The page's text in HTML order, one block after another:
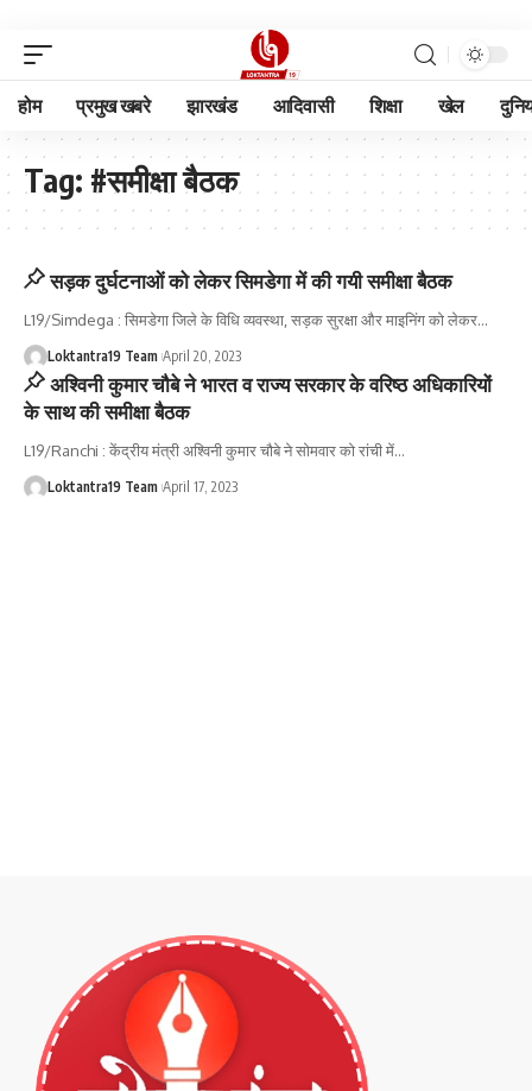
होम प्रमुख खबरे झारखंड आदिवासी शिक्षा खेल
Tag: #समीक्षा बैठक
सड़क दुर्घटनाओं को लेकर सिमडेगा में की गयी समीक्षा बैठक
L19/Simdega : सिमडेगा जिले के विधि व्यवस्था, सड़क सुरक्षा और माइनिंग को लेकर…
Loktantra19 Team April 20, 2023
अश्विनी कुमार चौबे ने भारत व राज्य सरकार के वरिष्ठ अधिकारियों
के साथ की समीक्षा बैठक
L19/Ranchi : केंद्रीय मंत्री अश्विनी कुमार चौबे ने सोमवार को रांची में…
Loktantra19 Team April 17, 2023